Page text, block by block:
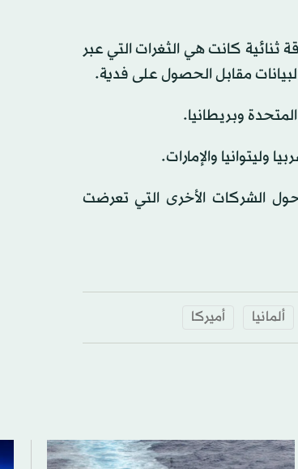
كانت هي الثغرات التي عبر
مقابل الحصول على فدية.
وبريطانيا.
الشركات الأخرى التي تعرضت
ألمانيا أميركا